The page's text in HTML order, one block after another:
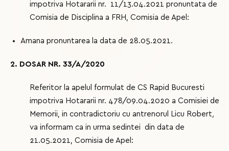
impotriva Hotararii nr. 11/13.04.2021 pronuntata de
Comisia de Disciplina a FRH, Comisia de Apel:
Amana pronuntarea la data de 28.05.2021.
2. DOSAR NR. 33/A/2020
Referitor la apelul formulat de CS Rapid Bucuresti
impotriva Hotararii nr. 478/09.04.2020 a Comisiei de
Memorii, in contradictoriu cu antrenorul Licu Robert,
va informam ca in urma sedintei din data de
21.05.2021, Comisia de Apel: